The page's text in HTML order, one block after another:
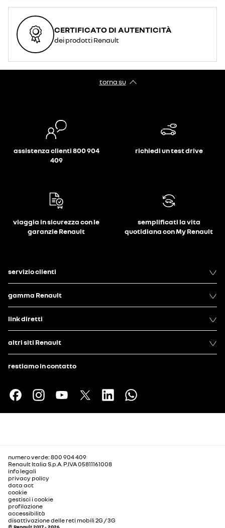
CERTIFICATO DI AUTENTICITÀ
dei prodotti Renault
torna su
assistenza clienti 800 904
409
richiedi un test drive
viaggia in sicurezza con le
garanzie Renault
semplificati la vita
quotidiana con My Renault
servizio clienti
gamma Renault
link diretti
altri siti Renault
restiamo in contatto
numero verde: 800 904 409
Renault Italia S.p.A. P.IVA 05811161008
info legali
privacy policy
data act
cookie
gestisci i cookie
profilazione
accessibilità
disattivazione delle reti mobili 2G / 3G
© Renault 2017 - 2026